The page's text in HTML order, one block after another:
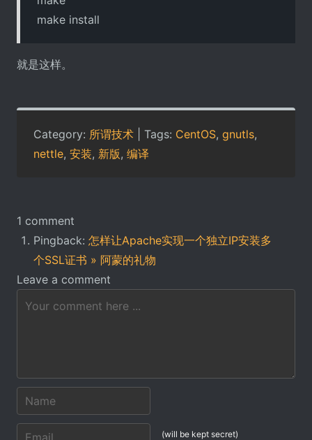
make install
就是这样。
Category: 所谓技术 | Tags: CentOS, gnutls,
nettle, 安装, 新版, 编译
1 comment
Pingback: 怎样让Apache实现一个独立IP安装多
个SSL证书 » 阿蒙的礼物
Leave a comment
(will be kept secret)